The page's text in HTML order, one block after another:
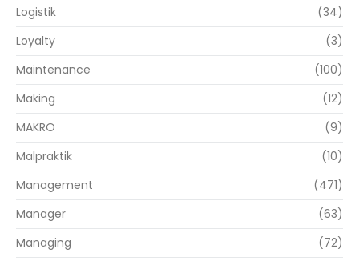
Logistik
(34)
Loyalty
(3)
Maintenance
(100)
Making
(12)
MAKRO
(9)
Malpraktik
(10)
Management
(471)
Manager
(63)
Managing
(72)